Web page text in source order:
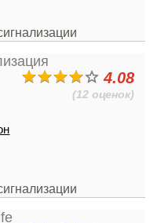
4.08
(12 оценок)